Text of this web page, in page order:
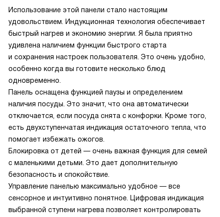
Использование этой панели стало настоящим
удовольствием. Индукционная технология обеспечивает
быстрый нагрев и экономию энергии. Я была приятно
удивлена наличием функции быстрого старта
и сохранения настроек пользователя. Это очень удобно,
особенно когда вы готовите несколько блюд
одновременно.
Панель оснащена функцией паузы и определением
наличия посуды. Это значит, что она автоматически
отключается, если посуда снята с конфорки. Кроме того,
есть двухступенчатая индикация остаточного тепла, что
помогает избежать ожогов.
Блокировка от детей — очень важная функция для семей
с маленькими детьми. Это дает дополнительную
безопасность и спокойствие.
Управление панелью максимально удобное — все
сенсорное и интуитивно понятное. Цифровая индикация
выбранной ступени нагрева позволяет контролировать